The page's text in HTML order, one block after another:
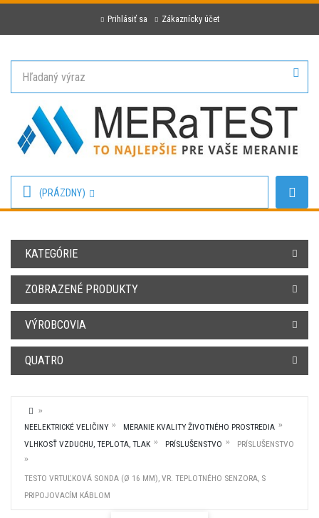
Prihlásiť sa Zákaznícky účet
(PRÁZDNY)
KATEGÓRIE
ZOBRAZENÉ PRODUKTY
VÝROBCOVIA
QUATRO
NEELEKTRICKÉ VELIČINY
MERANIE KVALITY ŽIVOTNÉHO PROSTREDIA
VLHKOSŤ VZDUCHU, TEPLOTA, TLAK
PRÍSLUŠENSTVO PRÍSLUŠENSTVO
TESTO VRTUĽKOVÁ SONDA (Ø 16 MM), VR. TEPLOTNÉHO SENZORA, S
PRIPOJOVACÍM KÁBLOM